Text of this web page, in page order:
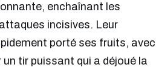
enchaînant les
incisives. Leur
porté ses fruits, avec
un tir puissant qui a déjoué la